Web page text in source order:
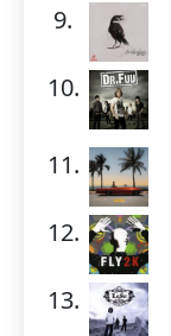
9.
10.
11.
12.
13.